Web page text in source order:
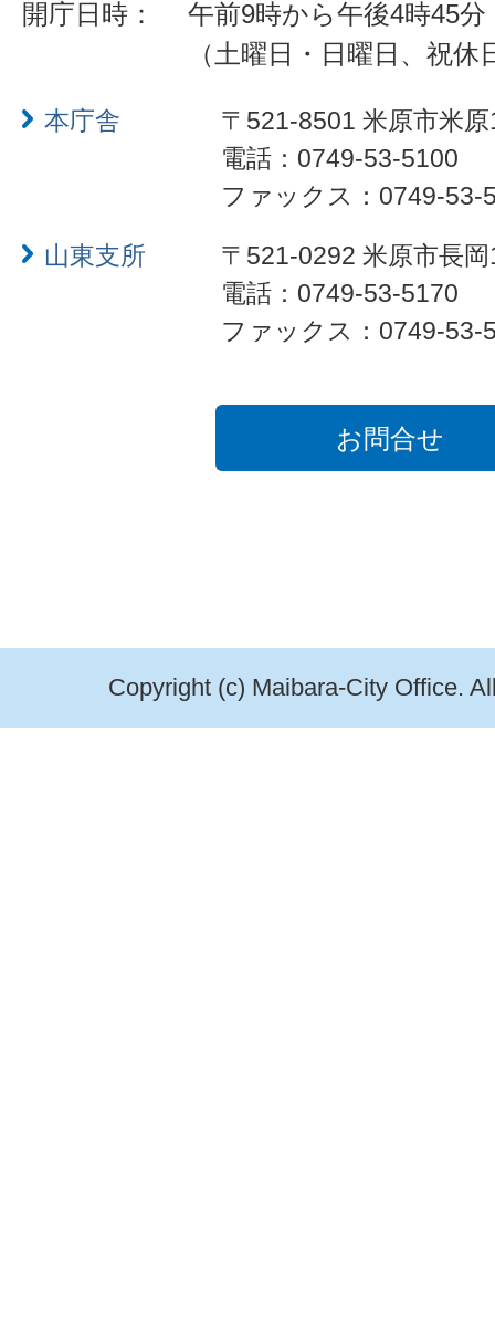
開庁日時：
午前9時から午後4時45分
（土曜日・日曜日、祝
本庁舎
〒521-8501 米原市米
電話：0749-53-5100
ファックス：0749-53-
山東支所
〒521-0292 米原市長
電話：0749-53-5170
ファックス：0749-53-
お問合せ
Copyright (c) Maibara-City Office.